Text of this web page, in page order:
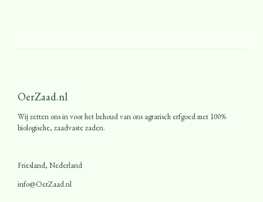
OerZaad.nl
Wij zetten ons in voor het behoud van ons agrarisch erfgoed met 100%
biologische, zaadvaste zaden.
Friesland, Nederland
info@OerZaad.nl